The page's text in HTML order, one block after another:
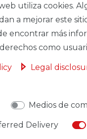
utiliza cookies.
a mejorar este
encontrar más
como
Legal
Medios de
Delivery